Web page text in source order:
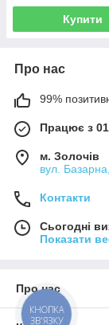
Купити
Про нас
99%
Працює з
м. Золочів
вул.
Контакти
Сьогодні
Показати
Про нас
КНОПКА
ЗВ'ЯЗКУ